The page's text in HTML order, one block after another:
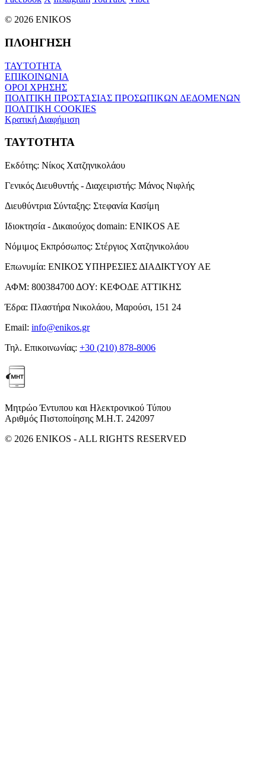
© 2026 ENIKOS
ΠΛΟΗΓΗΣΗ
ΤΑΥΤΟΤΗΤΑ
ΕΠΙΚΟΙΝΩΝΙΑ
ΟΡΟΙ ΧΡΗΣΗΣ
ΠΟΛΙΤΙΚΗ ΠΡΟΣΤΑΣΙΑΣ ΠΡΟΣΩΠΙΚΩΝ ΔΕΔΟΜΕΝΩΝ
ΠΟΛΙΤΙΚΗ COOKIES
Κρατική Διαφήμιση
ΤΑΥΤΟΤΗΤΑ
Εκδότης: Νίκος Χατζηνικολάου
Γενικός Διευθυντής - Διαχειριστής: Μάνος Νιφλής
Διευθύντρια Σύνταξης: Στεφανία Κασίμη
Ιδιοκτησία - Δικαιούχος domain: ENIKOS AE
Νόμιμος Εκπρόσωπος: Στέργιος Χατζηνικολάου
Επωνυμία: ΕΝΙΚΟΣ ΥΠΗΡΕΣΙΕΣ ΔΙΑΔΙΚΤΥΟΥ ΑΕ
ΑΦΜ: 800384700 ΔΟΥ: ΚΕΦΟΔΕ ΑΤΤΙΚΗΣ
Έδρα: Πλαστήρα Νικολάου, Μαρούσι, 151 24
Email: info@enikos.gr
Τηλ. Επικοινωνίας: +30 (210) 878-8006
Μητρώο Έντυπου και Ηλεκτρονικού Τύπου
Αριθμός Πιστοποίησης Μ.Η.Τ. 242097
© 2026 ENIKOS - ALL RIGHTS RESERVED